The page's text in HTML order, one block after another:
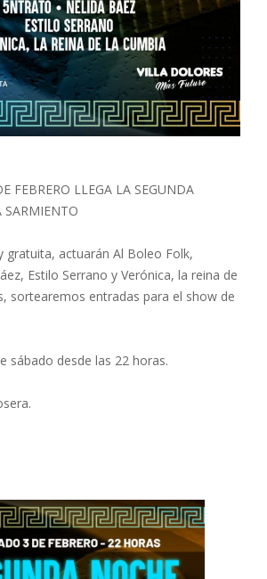
FEBRERO LLEGA LA SEGUNDA
SARMIENTO
gratuita, actuarán Al Boleo Folk,
Estilo Serrano y Verónica, la reina de
sortearemos entradas para el show de
sábado desde las 22 horas.